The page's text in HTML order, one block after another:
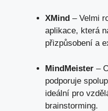
XMind – Velmi
aplikace, která
přizpůsobení a
MindMeister –
podporuje
ideální pro
brainstorming.